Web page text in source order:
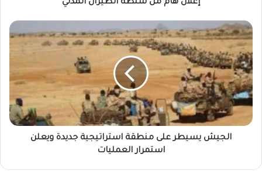
إعلان هام من سلطة الطيران المدني
الجيش
يسيطر
على
منطقة
استراتيجية
جديدة
ويعلن
استمرار
العمليات
الجيش يسيطر على منطقة استراتيجية جديدة ويعلن
استمرار العمليات